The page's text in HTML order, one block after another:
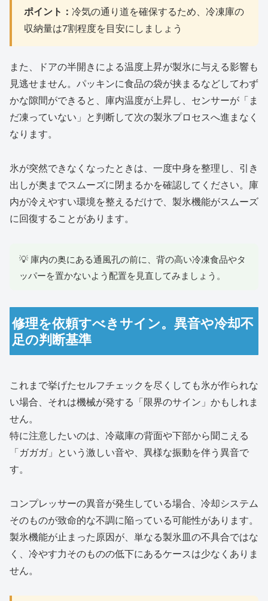
ポイント： 冷気の通り道を確保するため、冷凍庫の
収納量は7割程度を目安にしましょう
また、ドアの半開きによる温度上昇が製氷に与える影響も
見逃せません。パッキンに食品の袋が挟まるなどしてわず
かな隙間ができると、庫内温度が上昇し、センサーが「ま
だ凍っていない」と判断して次の製氷プロセスへ進まなく
なります。
氷が突然できなくなったときは、一度中身を整理し、引き
出しが奥までスムーズに閉まるかを確認してください。庫
内が冷えやすい環境を整えるだけで、製氷機能がスムーズ
に回復することがあります。
💡 庫内の奥にある通風孔の前に、背の高い冷凍食品やタ
ッパーを置かないよう配置を見直してみましょう。
修理を依頼すべきサイン。異音や冷却不
足の判断基準
これまで挙げたセルフチェックを尽くしても氷が作られな
い場合、それは機械が発する「限界のサイン」かもしれま
せん。
特に注意したいのは、冷蔵庫の背面や下部から聞こえる
「ガガガ」という激しい音や、異様な振動を伴う異音で
す。
コンプレッサーの異音が発生している場合、冷却システム
そのものが致命的な不調に陥っている可能性があります。
製氷機能が止まった原因が、単なる製氷皿の不具合ではな
く、冷やす力そのものの低下にあるケースは少なくありま
せん。